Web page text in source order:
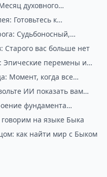
духовного
Готовьтесь к
Судьбоносный,
Старого вас больше нет
Эпические перемены и
Момент, когда все
ИИ показать вам
фундамента
на языке Быка
как найти мир с Быком